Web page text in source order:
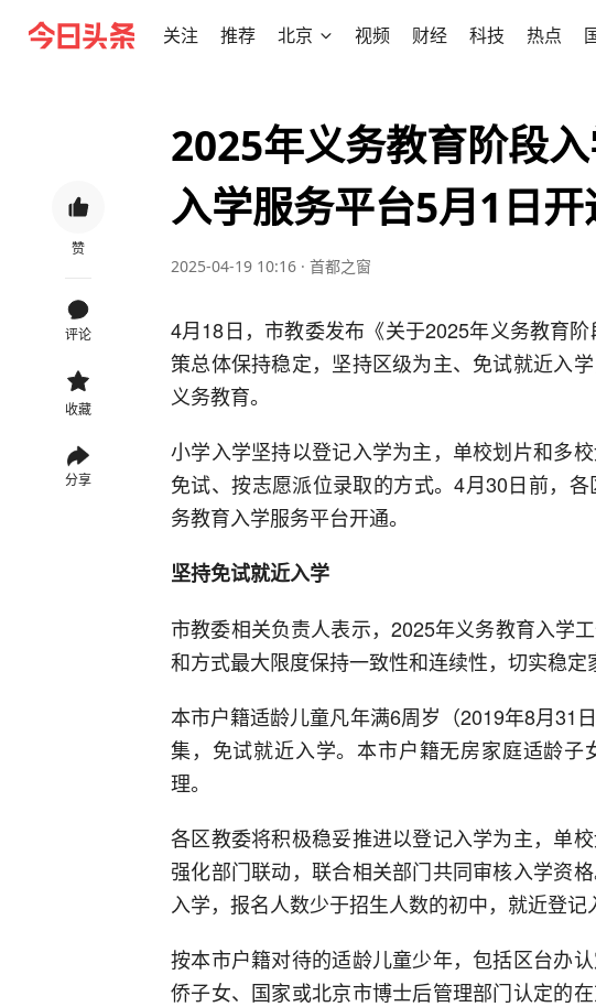
关注 推荐 北京 视频 财经 科技 热点
赞
评论
收藏
分享
2025年义务教育阶段
入学服务平台5月1日开
2025-04-19 10:16 · 首都之窗
4月18日，市教委发布《关于2025年义务教育
策总体保持稳定，坚持区级为主、免试就近入
义务教育。
小学入学坚持以登记入学为主，单校划片和多
免试、按志愿派位录取的方式。4月30日前，
务教育入学服务平台开通。
坚持免试就近入学
市教委相关负责人表示，2025年义务教育入学
和方式最大限度保持一致性和连续性，切实稳定
本市户籍适龄儿童凡年满6周岁（2019年8月31
集，免试就近入学。本市户籍无房家庭适龄
理。
各区教委将积极稳妥推进以登记入学为主，单
强化部门联动，联合相关部门共同审核入学资
入学，报名人数少于招生人数的初中，就近登记
按本市户籍对待的适龄儿童少年，包括区台办
侨子女、国家或北京市博士后管理部门认定的